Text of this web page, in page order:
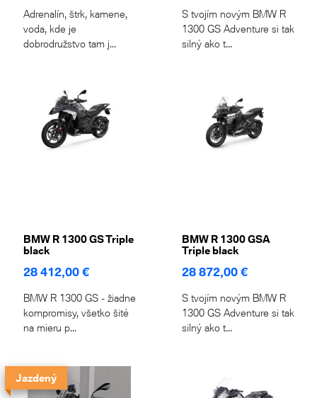
Adrenalín, štrk, kamene,
voda, kde je
dobrodružstvo tam j...
S tvojím novým BMW R
1300 GS Adventure si tak
silný ako t...
BMW R 1300 GS Triple
black
28 412,00 €
BMW R 1300 GS - žiadne
kompromisy, všetko šité
na mieru p...
BMW R 1300 GSA
Triple black
28 872,00 €
S tvojím novým BMW R
1300 GS Adventure si tak
silný ako t...
Jazdený